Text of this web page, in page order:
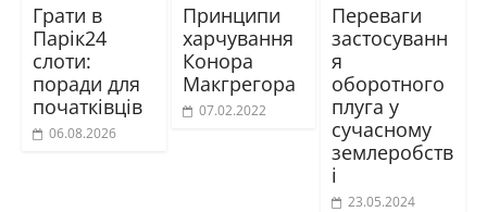
Грати в
Парік24
слоти:
поради для
початківців
06.08.2026
Принципи
харчування
Конора
Макгрегора
07.02.2022
Переваги
застосуванн
я
оборотного
плуга у
сучасному
землеробств
і
23.05.2024